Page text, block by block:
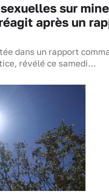
sur
après un
dans un rapport
révélé ce samedi…